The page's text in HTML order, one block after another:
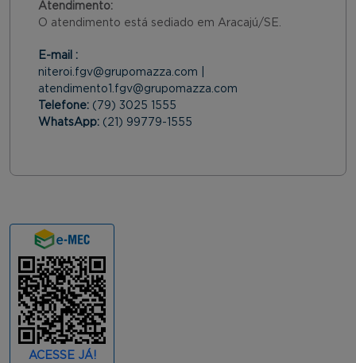
Atendimento:
O atendimento está sediado em Aracajú/SE.
E-mail :
niteroi.fgv@grupomazza.com |
atendimento1.fgv@grupomazza.com
Telefone: (79) 3025 1555
WhatsApp: (21) 99779-1555
ACESSE JÁ!